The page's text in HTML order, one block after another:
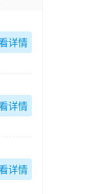
详情
详情
详情